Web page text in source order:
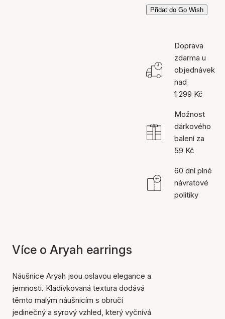
Přidat do Go Wish
Doprava
zdarma u
objednávek
nad
1 299 Kč
Možnost
dárkového
balení za
59 Kč
60 dní plné
návratové
politiky
Více o Aryah earrings
Náušnice Aryah jsou oslavou elegance a
jemnosti. Kladívkovaná textura dodává
těmto malým náušnicím s obručí
jedinečný a syrový vzhled, který vyčnívá